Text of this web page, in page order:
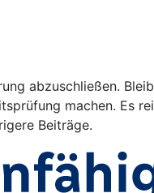
abzuschließen.
machen.
Beiträge.